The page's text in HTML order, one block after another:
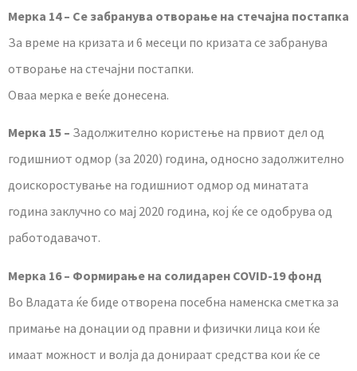
Мерка 14 – Се забранува отворање на стечајна постапка
За време на кризата и 6 месеци по кризата се забранува
отворање на стечајни постапки.
Оваа мерка е веќе донесена.
Мерка 15 – Задолжително користење на првиот дел од
годишниот одмор (за 2020) година, односно задолжително
доискоростување на годишниот одмор од минатата
година заклучно со мај 2020 година, кој ќе се одобрува од
работодавачот.
Мерка 16 – Формирање на солидарен COVID-19 фонд
Во Владата ќе биде отворена посебна наменска сметка за
примање на донации од правни и физички лица кои ќе
имаат можност и волја да донираат средства кои ќе се